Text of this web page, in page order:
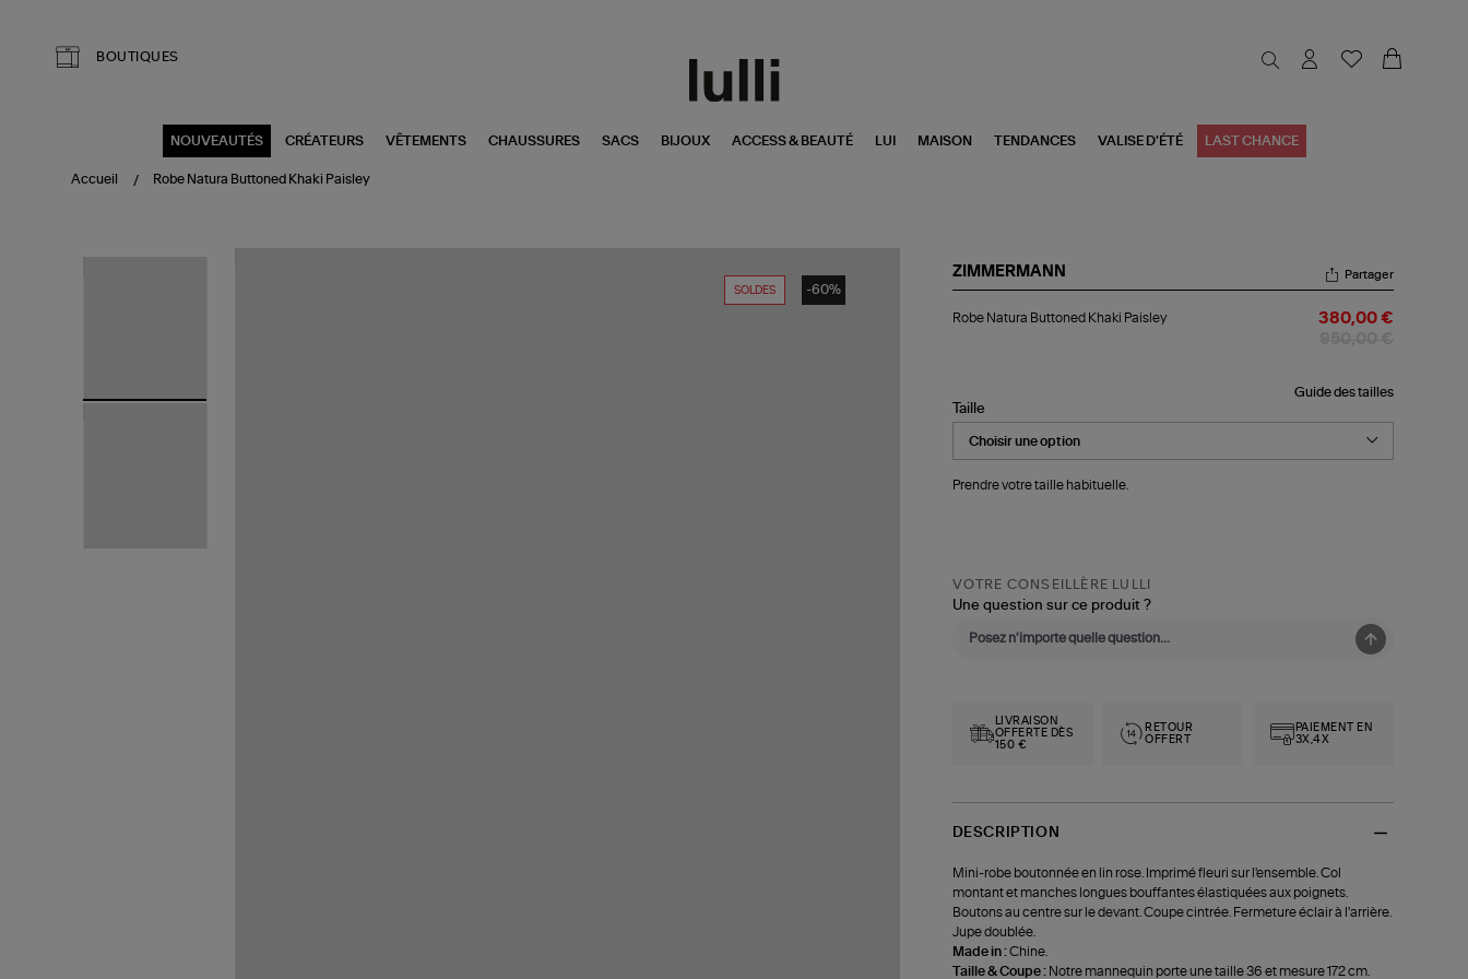
BOUTIQUES
NOUVEAUTÉS CRÉATEURS VÊTEMENTS CHAUSSURES SACS BIJOUX ACCESS & BEAUTÉ LUI MAISON TENDANCES VALISE D'ÉTÉ LAST CHANCE
Accueil Robe Natura Buttoned Khaki Paisley
SOLDES -60%
ZIMMERMANN
Natura
Partager
Robe Natura Buttoned Khaki Paisley 380,00 €
Guide des tailles
Taille
Prendre votre taille habituelle.
VOTRE CONSEILLÈRE LULLI
Une question sur ce produit ?
LIVRAISON
OFFERTE DÈS
150 €
RETOUR
OFFERT
PAIEMENT EN
3X,4X
DESCRIPTION
Mini-robe boutonnée en lin rose. Imprimé fleuri sur l'ensemble. Col
montant et manches longues bouffantes élastiquées aux poignets.
Boutons au centre sur le devant. Coupe cintrée. Fermeture éclair à l'arrière.
Jupe doublée.
Made in :Chine.
Taille & Coupe : Notre mannequin porte une taille 36 et mesure 172 cm.